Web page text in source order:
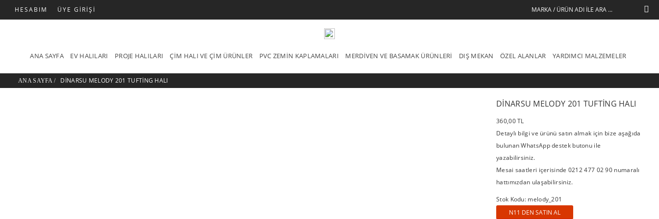
HESABIM ÜYE GIRIŞI
ANA SAYFA EV HALILARI PROJE HALILARI ÇIM HALI VE ÇIM ÜRÜNLER PVC ZEMIN KAPLAMALARI MERDIVEN VE BASAMAK ÜRÜNLERI DIŞ MEKAN ÖZEL ALANLAR YARDIMCI MALZEMELER
ANA SAYFA / DINARSU MELODY 201 TUFTING HALI
DINARSU MELODY 201 TUFTING HALI
360,00 TL
Detaylı bilgi ve ürünü satın almak için bize aşağıda
bulunan WhatsApp destek butonu ile
yazabilirsiniz.
Mesai saatleri içerisinde 0212 477 02 90 numaralı
hattımızdan ulaşabilirsiniz.
Stok Kodu: melody_201
N11 DEN SATIN AL